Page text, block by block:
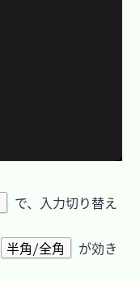
で、入力切り替え
半角/全角
が効き